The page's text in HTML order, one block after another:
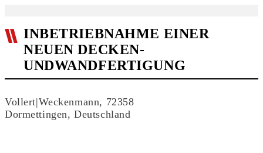
INBETRIEBNAHME EINER
NEUEN DECKEN-
UNDWANDFERTIGUNG
Vollert|Weckenmann, 72358
Dormettingen, Deutschland